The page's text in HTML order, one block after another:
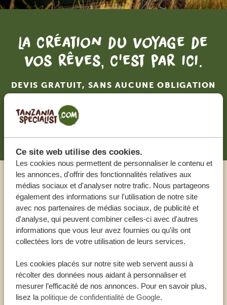
Ce site web utilise des cookies.
Les cookies nous permettent de personnaliser le contenu et
les annonces, d'offrir des fonctionnalités relatives aux
médias sociaux et d'analyser notre trafic. Nous partageons
également des informations sur l'utilisation de notre site
avec nos partenaires de médias sociaux, de publicité et
d'analyse, qui peuvent combiner celles-ci avec d'autres
informations que vous leur avez fournies ou qu'ils ont
collectées lors de votre utilisation de leurs services.
Les cookies placés sur notre site web servent aussi à
récolter des données nous aidant à personnaliser et
mesurer l’efficacité de nos annonces. Pour en savoir plus,
lisez la politique de confidentialité de Google.
La création du voyage de
vos rêves, c'est par ici.
DEVIS GRATUIT, SANS AUCUNE OBLIGATION
RECEVOIR UNE OFFRE SUR MESURE
Appeler un expert
NOS SPÉCIALISTES SONT LÀ POUR VOUS
AIDER
FR: +33 257 28 0079
AUTRES PAYS